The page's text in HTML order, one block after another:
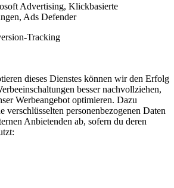
Advertising, Klickbasierte
Ads Defender
Tracking
dieses Dienstes können wir den Erfolg
besser nachvollziehen,
Werbeangebot optimieren. Dazu
verschlüsselten personenbezogenen Daten
Anbietenden ab, sofern du deren